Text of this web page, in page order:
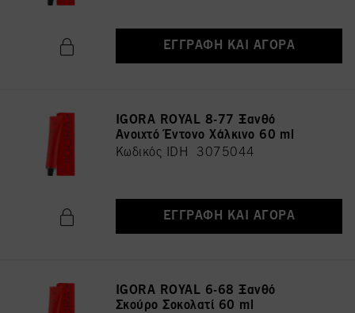
ΕΓΓΡΑΦΉ ΚΑΙ ΑΓΟΡΆ
IGORA ROYAL 8-77 Ξανθό
Ανοιχτό Έντονο Χάλκινο 60 ml
Κωδικός IDH 3075044
ΕΓΓΡΑΦΉ ΚΑΙ ΑΓΟΡΆ
IGORA ROYAL 6-68 Ξανθό
Σκούρο Σοκολατί 60 ml